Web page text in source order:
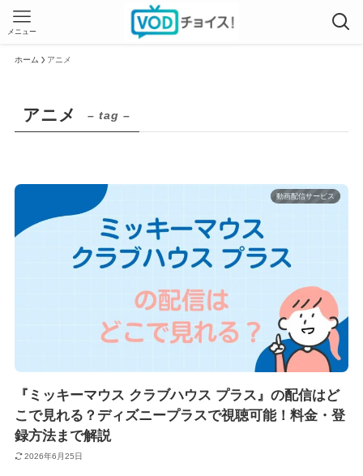
メニュー
ホーム アニメ
アニメ – tag –
動画配信サービス
『ミッキーマウス クラブハウス プラス』の配信はど
こで見れる？ディズニープラスで視聴可能！料金・登
録方法まで解説
2026年6月25日